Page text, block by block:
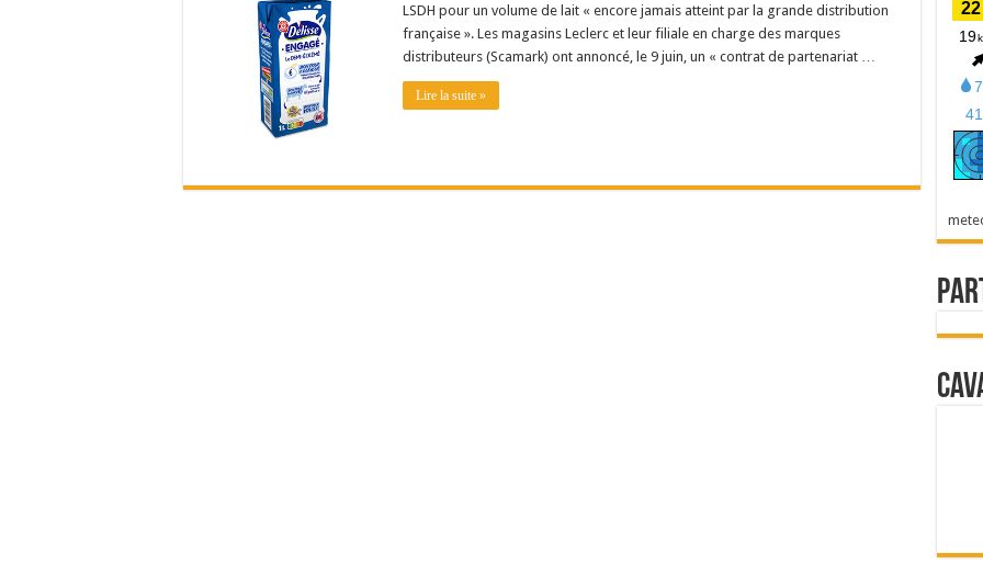
LSDH pour un volume de lait « encore jamais atteint par la grande distribution
française ». Les magasins Leclerc et leur filiale en charge des marques
distributeurs (Scamark) ont annoncé, le 9 juin, un « contrat de partenariat …
Lire la suite »